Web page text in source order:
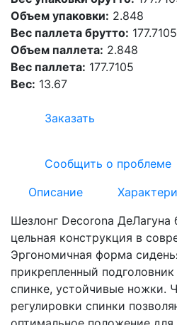
Объем упаковки: 2.848
Вес паллета брутто: 177.7105
Объем паллета: 2.848
Вес паллета: 177.7105
Вес: 13.67
Заказать
Сообщить о проблеме
Описание
Шезлонг Decorona ДеЛагуна
цельная конструкция в
Эргономичная форма
прикрепленный
спинке, устойчивые ножки.
регулировки спинки